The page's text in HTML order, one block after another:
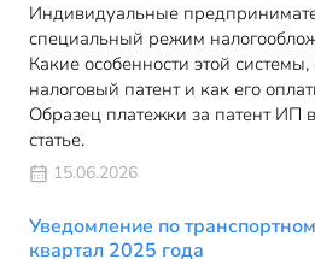
Индивидуальные
специальный режим
Какие особенности этой системы,
налоговый патент и как его
Образец платежки за патент ИП
статье.
15.06.2026
Уведомление по
квартал 2025 года